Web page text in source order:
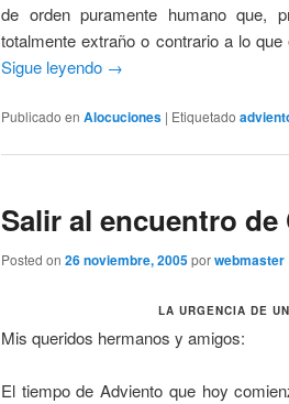
de orden puramente humano que,
totalmente extraño o contrario a lo
Sigue leyendo →
Publicado en Alocuciones | Etiquetado
Salir al encuentro de
Posted on 26 noviembre, 2005porwebmaster
LA URGENCIA DE
Mis queridos hermanos y amigos:
El tiempo de Adviento que hoy